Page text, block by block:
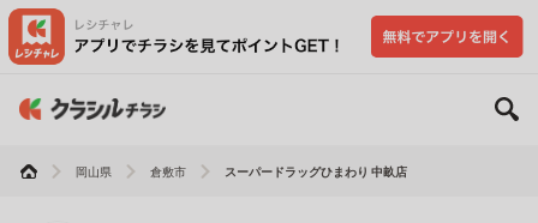
岡山県 倉敷市 スーパードラッグひまわり 中畝店